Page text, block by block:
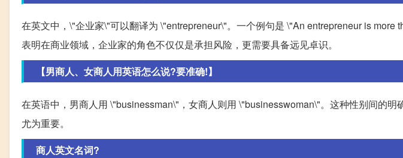
在英文中，\"企业家\"可以翻译为 \"entrepreneur\"。一个例句是 \"An entrepreneur is more
表明在商业领域，企业家的角色不仅仅是承担风险，更需要具备远见卓识。
【男商人、女商人用英语怎么说?要准确!】
在英语中，男商人用 \"businessman\"，女商人则用 \"businesswoman\"。这种性别间的
尤为重要。
商人英文名词?